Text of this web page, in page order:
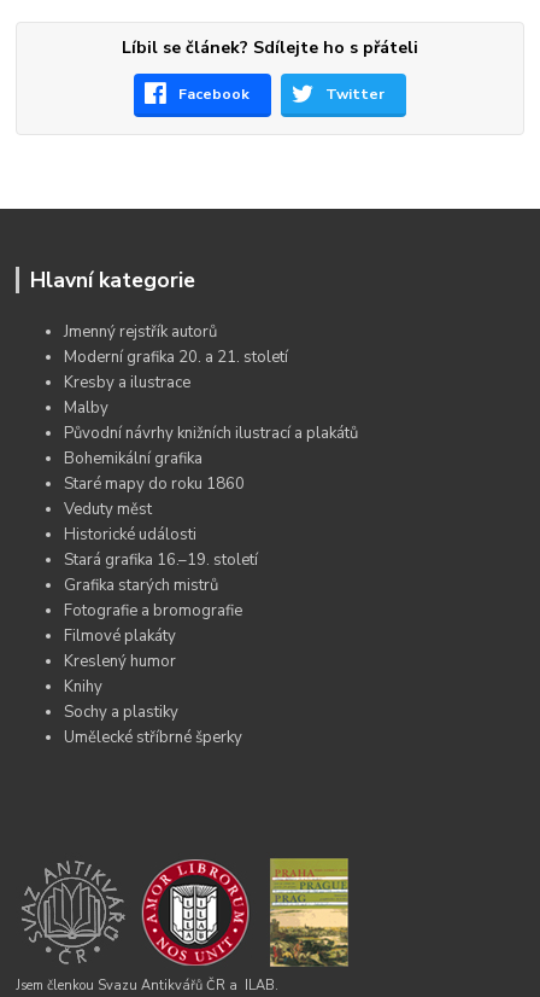
Líbil se článek? Sdílejte ho s přáteli
Facebook Twitter
Hlavní kategorie
Jmenný rejstřík autorů
Moderní grafika 20. a 21. století
Kresby a ilustrace
Malby
Původní návrhy knižních ilustrací a plakátů
Bohemikální grafika
Staré mapy do roku 1860
Veduty měst
Historické události
Stará grafika 16.–19. století
Grafika starých mistrů
Fotografie a bromografie
Filmové plakáty
Kreslený humor
Knihy
Sochy a plastiky
Umělecké stříbrné šperky
Jsem členkou Svazu Antikvářů ČR a ILAB.